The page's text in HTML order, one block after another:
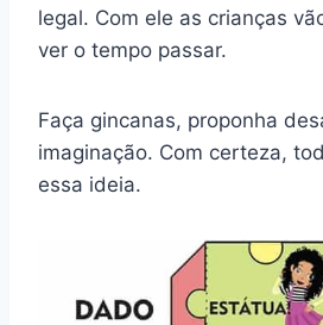
legal. Com ele as crianças
ver o tempo passar.
Faça gincanas, proponha
imaginação. Com certeza,
essa ideia.